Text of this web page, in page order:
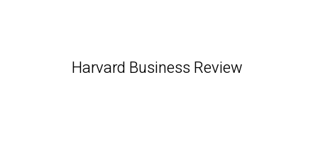
Harvard Business Review